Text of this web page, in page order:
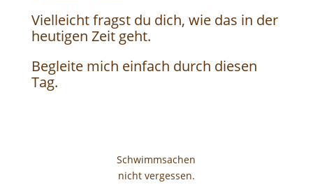
Vielleicht fragst du dich, wie das in der
heutigen Zeit geht.
Begleite mich einfach durch diesen
Tag.
Schwimmsachen
nicht vergessen.